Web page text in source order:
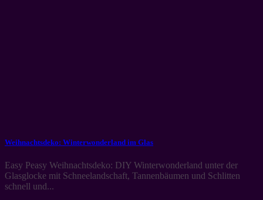
Weihnachtsdeko: Winterwonderland im Glas
Easy Peasy Weihnachtsdeko: DIY Winterwonderland unter der
Glasglocke mit Schneelandschaft, Tannenbäumen und Schlitten
schnell und...